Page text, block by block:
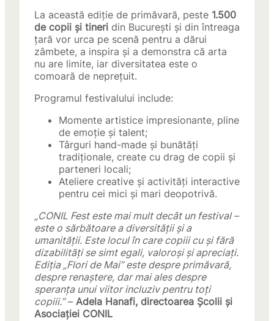
La această ediție de primăvară, peste 1.500
de copii și tineri din București și din întreaga
țară vor urca pe scenă pentru a dărui
zâmbete, a inspira și a demonstra că arta
nu are limite, iar diversitatea este o
comoară de neprețuit.
Programul festivalului include:
Momente artistice impresionante, pline
de emoție și talent;
Târguri hand-made și bunătăți
tradiționale, create cu drag de copii și
parteneri locali;
Ateliere creative și activități interactive
pentru cei mici și mari deopotrivă.
„CONIL Fest este mai mult decât un festival –
este o sărbătoare a diversității și a
umanității. Este locul în care copiii cu și fără
dizabilități se simt egali, valoroși și apreciați.
Ediția „Flori de Mai” este despre primăvară,
despre renaștere, dar mai ales despre
speranța unui viitor incluziv pentru toți
copiii.”– Adela Hanafi, directoarea Școlii și
Asociației CONIL